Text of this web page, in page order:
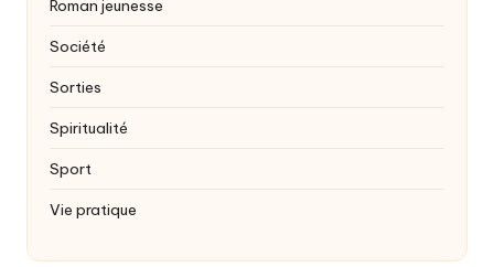
Roman jeunesse
Société
Sorties
Spiritualité
Sport
Vie pratique